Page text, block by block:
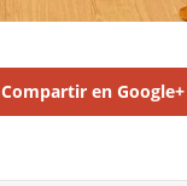
Compartir en Google+